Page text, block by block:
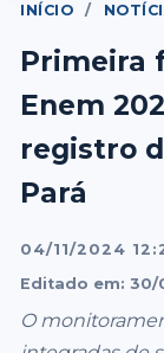
INÍCIO /
Primeira
Enem
registro
Pará
04/11/2024
Editado em: 30/
O